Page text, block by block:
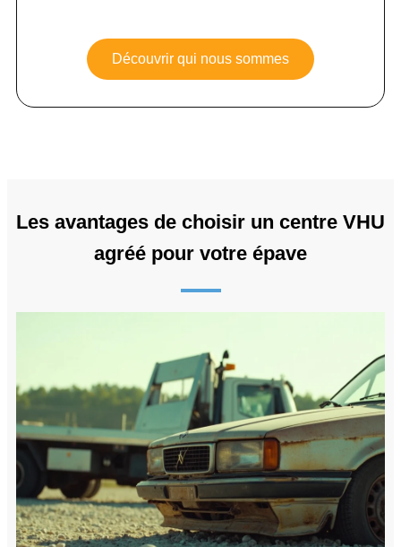
Découvrir qui nous sommes
Les avantages de choisir un centre VHU
agréé pour votre épave